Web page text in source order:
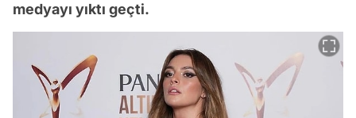
medyayı yıktı geçti.